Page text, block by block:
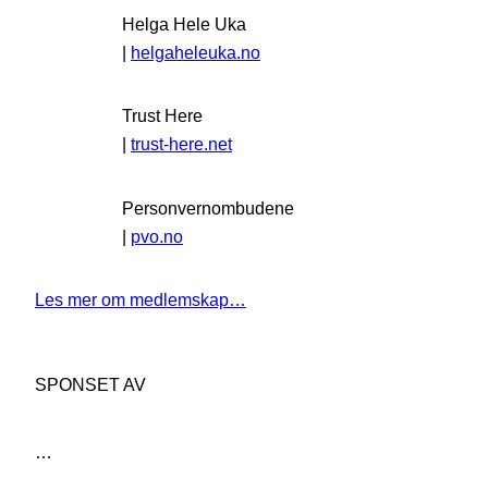
Helga Hele Uka
| helgaheleuka.no
Trust Here
| trust-here.net
Personvernombudene
| pvo.no
Les mer om medlemskap…
SPONSET AV
…